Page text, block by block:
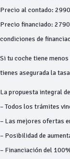
Precio al contado:
Precio financiado:
condiciones de
Si tu coche tiene
tienes asegurada la
La propuesta integral
– Todos los trámites
– Las mejores ofertas
– Posibilidad de
– Financiación del